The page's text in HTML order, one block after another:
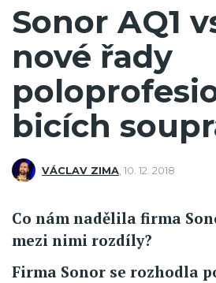
Sonor AQ1
nové řady
bicích
VÁCLAV ZIMA 10. 12. 2018
Co nám nadělila firma
mezi nimi rozdíly?
Firma Sonor se rozhodla